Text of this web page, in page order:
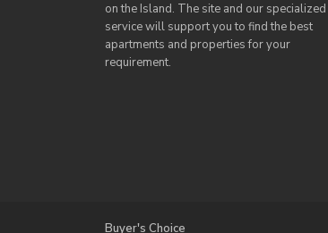
on the Island. The site and our specialized
service will support you to find the best
apartments and properties for your
requirement.
Buyer's Choice